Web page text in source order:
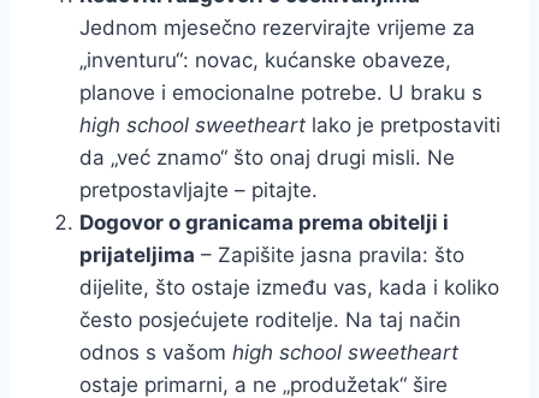
Jednom mjesečno rezervirajte vrijeme za
„inventuru“: novac, kućanske obaveze,
planove i emocionalne potrebe. U braku s
high school sweetheart lako je pretpostaviti
da „već znamo“ što onaj drugi misli. Ne
pretpostavljajte – pitajte.
Dogovor o granicama prema obitelji i
prijateljima – Zapišite jasna pravila: što
dijelite, što ostaje između vas, kada i koliko
često posjećujete roditelje. Na taj način
odnos s vašom high school sweetheart
ostaje primarni, a ne „produžetak“ šire